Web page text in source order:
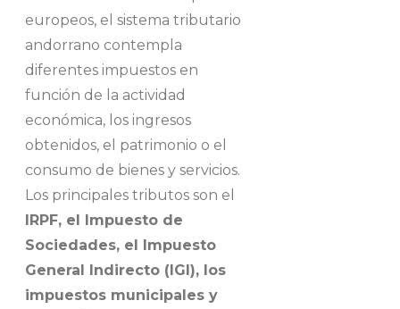
europeos, el sistema tributario
andorrano contempla
diferentes impuestos en
función de la actividad
económica, los ingresos
obtenidos, el patrimonio o el
consumo de bienes y servicios.
Los principales tributos son el
IRPF, el Impuesto de
Sociedades, el Impuesto
General Indirecto (IGI), los
impuestos municipales y